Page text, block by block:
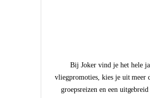
Bij Joker vind je het hele
vliegpromoties, kies je uit meer
groepsreizen en een